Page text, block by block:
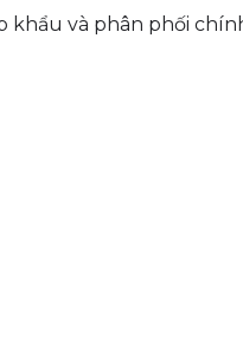
khẩu và phân phối